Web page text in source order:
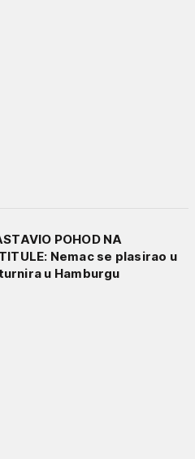
POHOD NA
Nemac se plasirao u
u Hamburgu